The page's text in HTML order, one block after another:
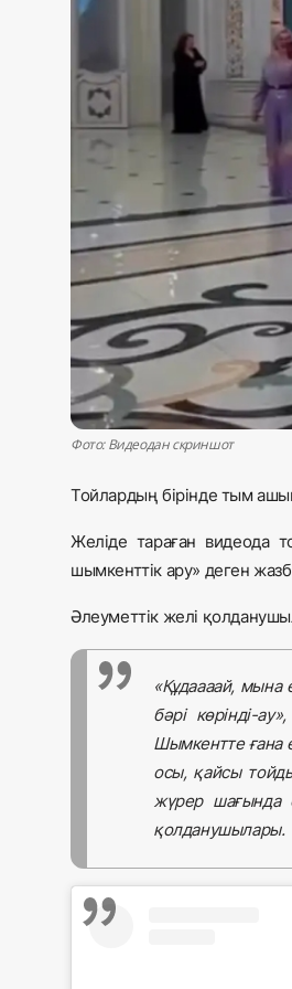
Жаңалықтар
Журналистік зерттеу
Қазақ тілі
Фото: Видеодан скриншот
Тойлардың бірінде тым
Желіде тараған видеода
шымкенттік ару» деген
Әлеуметтік желі
«Құдаааай, мына
бәрі көрінді-
Шымкентте ғана
осы, қайсы
жүрер шағында
қолданушылары.